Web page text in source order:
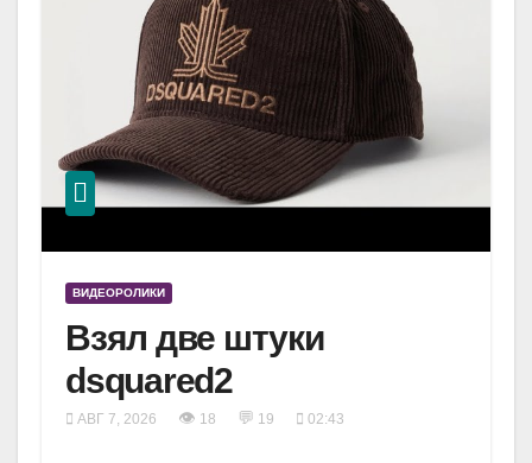
ВИДЕОРОЛИКИ
Взял две штуки
dsquared2
АВГ 7, 2026 👁 18 💬 19 02:43